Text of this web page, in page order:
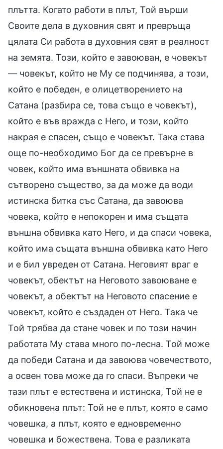
плътта. Когато работи в плът, Той върши
Своите дела в духовния свят и превръща
цялата Си работа в духовния свят в реалност
на земята. Този, който е завоюван, е човекът
— човекът, който не Му се подчинява, а този,
който е победен, е олицетворението на
Сатана (разбира се, това също е човекът),
който е във вражда с Него, и този, който
накрая е спасен, също е човекът. Така става
още по-необходимо Бог да се превърне в
човек, който има външната обвивка на
сътворено същество, за да може да води
истинска битка със Сатана, да завоюва
човека, който е непокорен и има същата
външна обвивка като Него, и да спаси човека,
който има същата външна обвивка като Него
и е бил увреден от Сатана. Неговият враг е
човекът, обектът на Неговото завоюване е
човекът, а обектът на Неговото спасение е
човекът, който е създаден от Него. Така че
Той трябва да стане човек и по този начин
работата Му става много по-лесна. Той може
да победи Сатана и да завоюва човечеството,
а освен това може да го спаси. Въпреки че
тази плът е естествена и истинска, Той не е
обикновена плът: Той не е плът, която е само
човешка, а плът, която е едновременно
човешка и божествена. Това е разликата